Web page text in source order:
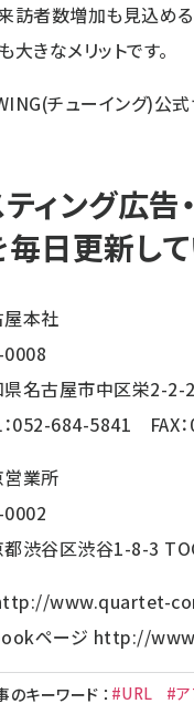
訪者数増加も見込め
大きなメリットです。
チューイング)公式
ティング広
日更新して
本社
0008
名古屋市中区栄2-2-
052-684-5841 FAX
業所
0002
渋谷区渋谷1-8-3
www.quartet-
ページ http://
のキーワード ： #URL #ア